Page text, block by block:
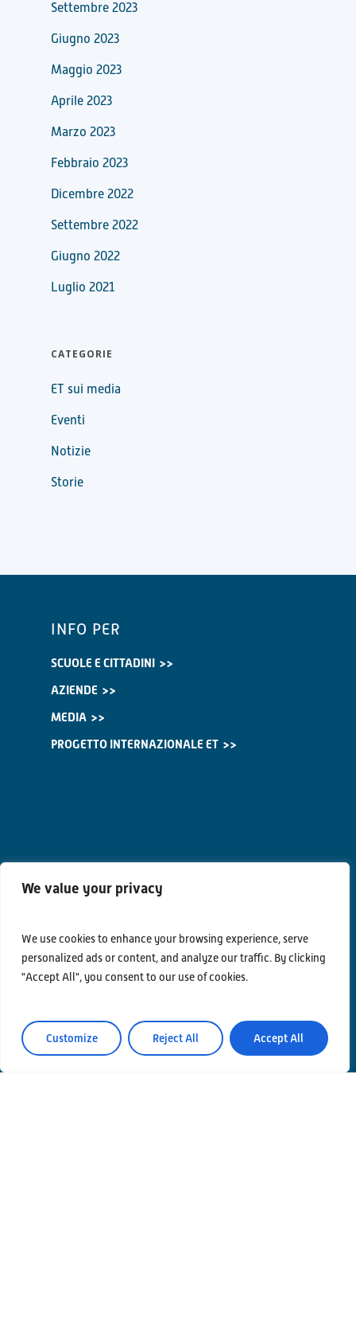
We value your privacy
We use cookies to enhance your browsing experience, serve
personalized ads or content, and analyze our traffic. By clicking
"Accept All", you consent to our use of cookies.
Customize Reject All Accept All
Settembre 2023
Giugno 2023
Maggio 2023
Aprile 2023
Marzo 2023
Febbraio 2023
Dicembre 2022
Settembre 2022
Giugno 2022
Luglio 2021
CATEGORIE
ET sui media
Eventi
Notizie
Storie
INFO PER
SCUOLE E CITTADINI
AZIENDE
MEDIA
PROGETTO INTERNAZIONALE ET